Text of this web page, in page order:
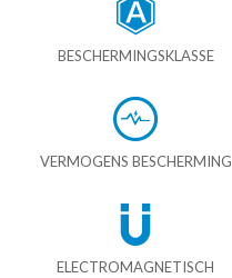
BESCHERMINGSKLASSE
VERMOGENS BESCHERMING
ELECTROMAGNETISCH